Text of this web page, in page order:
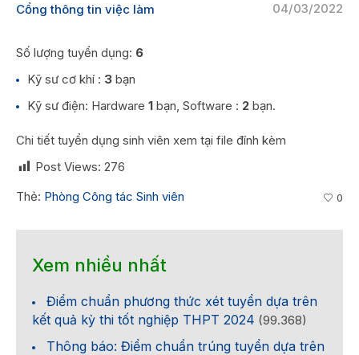
04/03/2022
Cổng thông tin việc làm
Số lượng tuyển dụng: 6
Kỹ sư cơ khí : 3 bạn
Kỹ sư điện: Hardware 1 bạn, Software : 2 bạn.
Chi tiết tuyển dụng sinh viên xem tại file đính kèm
Post Views: 276
Thẻ: Phòng Công tác Sinh viên 0
Xem nhiều nhất
Điểm chuẩn phương thức xét tuyển dựa trên
kết quả kỳ thi tốt nghiệp THPT 2024 (99.368)
Thông báo: Điểm chuẩn trúng tuyển dựa trên